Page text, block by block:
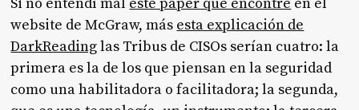
Si no entendí mal este paper que encontré en el
website de McGraw, más esta explicación de
DarkReadinglas Tribus de CISOs serían cuatro: la
primera es la de los que piensan en la seguridad
como una habilitadora o facilitadora; la segunda,